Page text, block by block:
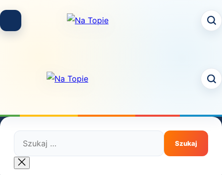
content
Szukaj:
Close
search